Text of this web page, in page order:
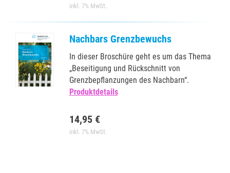
inkl. 7% MwSt.
Nachbars Grenzbewuchs
In dieser Broschüre geht es um das Thema
„Beseitigung und Rückschnitt von
Grenzbepflanzungen des Nachbarn“.
Produktdetails
14,95 €
inkl. 7% MwSt.